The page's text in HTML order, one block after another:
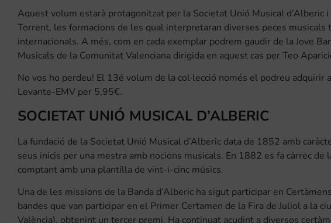
Aquest volum estarà protagonitzat per la Societat Unió Musical d’Alberic
Torrent, les formacions de les qual interpretaran diverses peces musicals
internacionals. A més, com en cada exemplar podrem gaudir de la Jove
Musicals de la Comunitat Valenciana dirigida en aquest cas per Teo
No vos ho perdeu! El 13é volum de la col·lecció només el podreu adquirir
Levante-EMV per 5,95€.
SOCIETAT UNIÓ MUSICAL D’ALBERIC
La fundació de la Societat Unió Musical d’Alberic data de 1852 amb
seus inicis per una mestra amb nocions musicals. En 1882 es fa càrrec
comptant amb una plantilla de vint-i-cinc músics.
Una de les missions de la Banda d’Alberic ha sigut participar en
bandes que van participar en el Primer Certamen de la Fira de Juliol a la
València), obtenint un tercer premi. Ha continuat acudint a diversos